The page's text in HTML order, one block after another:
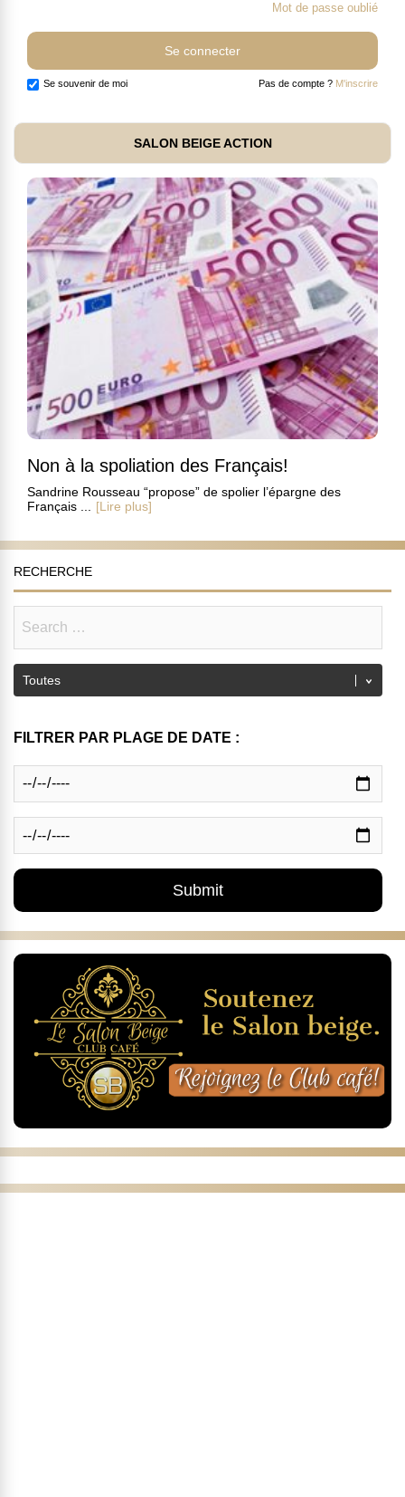
Mot de passe oublié
Se souvenir de moi Pas de compte ? M'inscrire
SALON BEIGE ACTION
Non à la spoliation des Français!
Sandrine Rousseau “propose” de spolier l’épargne des
Français ...
[Lire plus]
RECHERCHE
FILTRER PAR PLAGE DE DATE :